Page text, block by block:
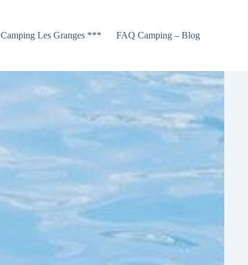
Camping Les Granges *** FAQ Camping – Blog